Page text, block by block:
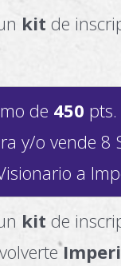
kit de
de 450
y/o vende 8
a
kit de